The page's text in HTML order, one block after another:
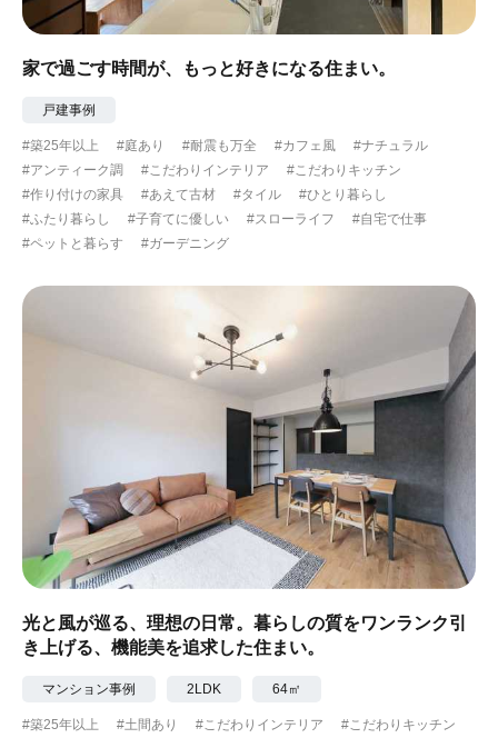
家で過ごす時間が、もっと好きになる住まい。
戸建事例
#築25年以上 #庭あり #耐震も万全 #カフェ風
#ナチュラル
#アンティーク調
#こだわりインテリア
#こだわりキッチン
#作り付けの家具
#あえて古材 #タイル
#ひとり暮らし
#ふたり暮らし
#子育てに優しい #スローライフ
#自宅で仕事
#ペットと暮らす
#ガーデニング
光と風が巡る、理想の日常。暮らしの質をワンランク引
き上げる、機能美を追求した住まい。
マンション事例 2LDK 64㎡
#築25年以上 #土間あり #こだわりインテリア
#こだわりキッチン